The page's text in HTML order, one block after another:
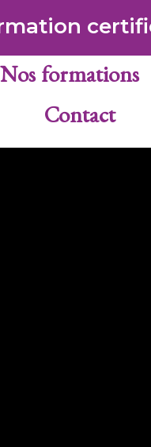
Nos formations
Contact